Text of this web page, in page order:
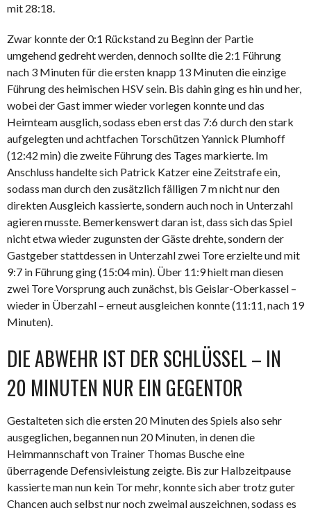
mit 28:18.
Zwar konnte der 0:1 Rückstand zu Beginn der Partie
umgehend gedreht werden, dennoch sollte die 2:1 Führung
nach 3 Minuten für die ersten knapp 13 Minuten die einzige
Führung des heimischen HSV sein. Bis dahin ging es hin und her,
wobei der Gast immer wieder vorlegen konnte und das
Heimteam ausglich, sodass eben erst das 7:6 durch den stark
aufgelegten und achtfachen Torschützen Yannick Plumhoff
(12:42 min) die zweite Führung des Tages markierte. Im
Anschluss handelte sich Patrick Katzer eine Zeitstrafe ein,
sodass man durch den zusätzlich fälligen 7 m nicht nur den
direkten Ausgleich kassierte, sondern auch noch in Unterzahl
agieren musste. Bemerkenswert daran ist, dass sich das Spiel
nicht etwa wieder zugunsten der Gäste drehte, sondern der
Gastgeber stattdessen in Unterzahl zwei Tore erzielte und mit
9:7 in Führung ging (15:04 min). Über 11:9 hielt man diesen
zwei Tore Vorsprung auch zunächst, bis Geislar-Oberkassel –
wieder in Überzahl – erneut ausgleichen konnte (11:11, nach 19
Minuten).
DIE ABWEHR IST DER SCHLÜSSEL – IN
20 MINUTEN NUR EIN GEGENTOR
Gestalteten sich die ersten 20 Minuten des Spiels also sehr
ausgeglichen, begannen nun 20 Minuten, in denen die
Heimmannschaft von Trainer Thomas Busche eine
überragende Defensivleistung zeigte. Bis zur Halbzeitpause
kassierte man nun kein Tor mehr, konnte sich aber trotz guter
Chancen auch selbst nur noch zweimal auszeichnen, sodass es